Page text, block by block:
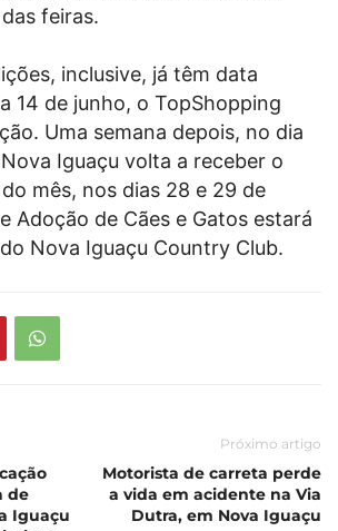
feiras.
inclusive, já têm data
14 de junho, o TopShopping
Uma semana depois, no dia
Iguaçu volta a receber o
mês, nos dias 28 e 29 de
Adoção de Cães e Gatos estará
Nova Iguaçu Country Club.
de
Iguaçu
Próximo artigo
Motorista de carreta perde
a vida em acidente na Via
Dutra, em Nova Iguaçu